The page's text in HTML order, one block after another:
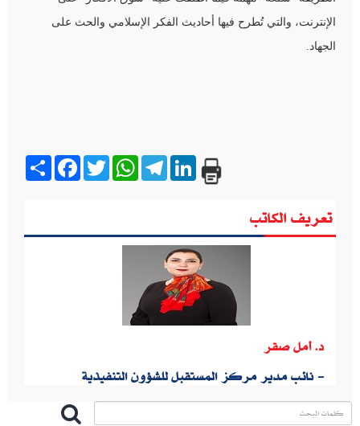
الإنترنت، والتي تُطرح فيها أحاديث الفكر الإسلامي والحث على
الجهاد.
Share
FacebookTwitter
WhatsApp
Telegram
LinkedIn
تعريف الكاتب
د. أمل صقر
- نائب مدير مركز المستقبل للشؤون التنفيذية